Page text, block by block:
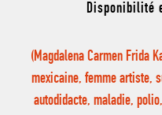
Disponibilité
(Magdalena Carmen Frida
mexicaine, femme artiste,
autodidacte, maladie,